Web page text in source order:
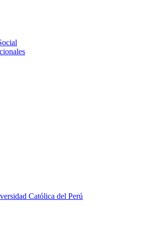
Católica del Perú